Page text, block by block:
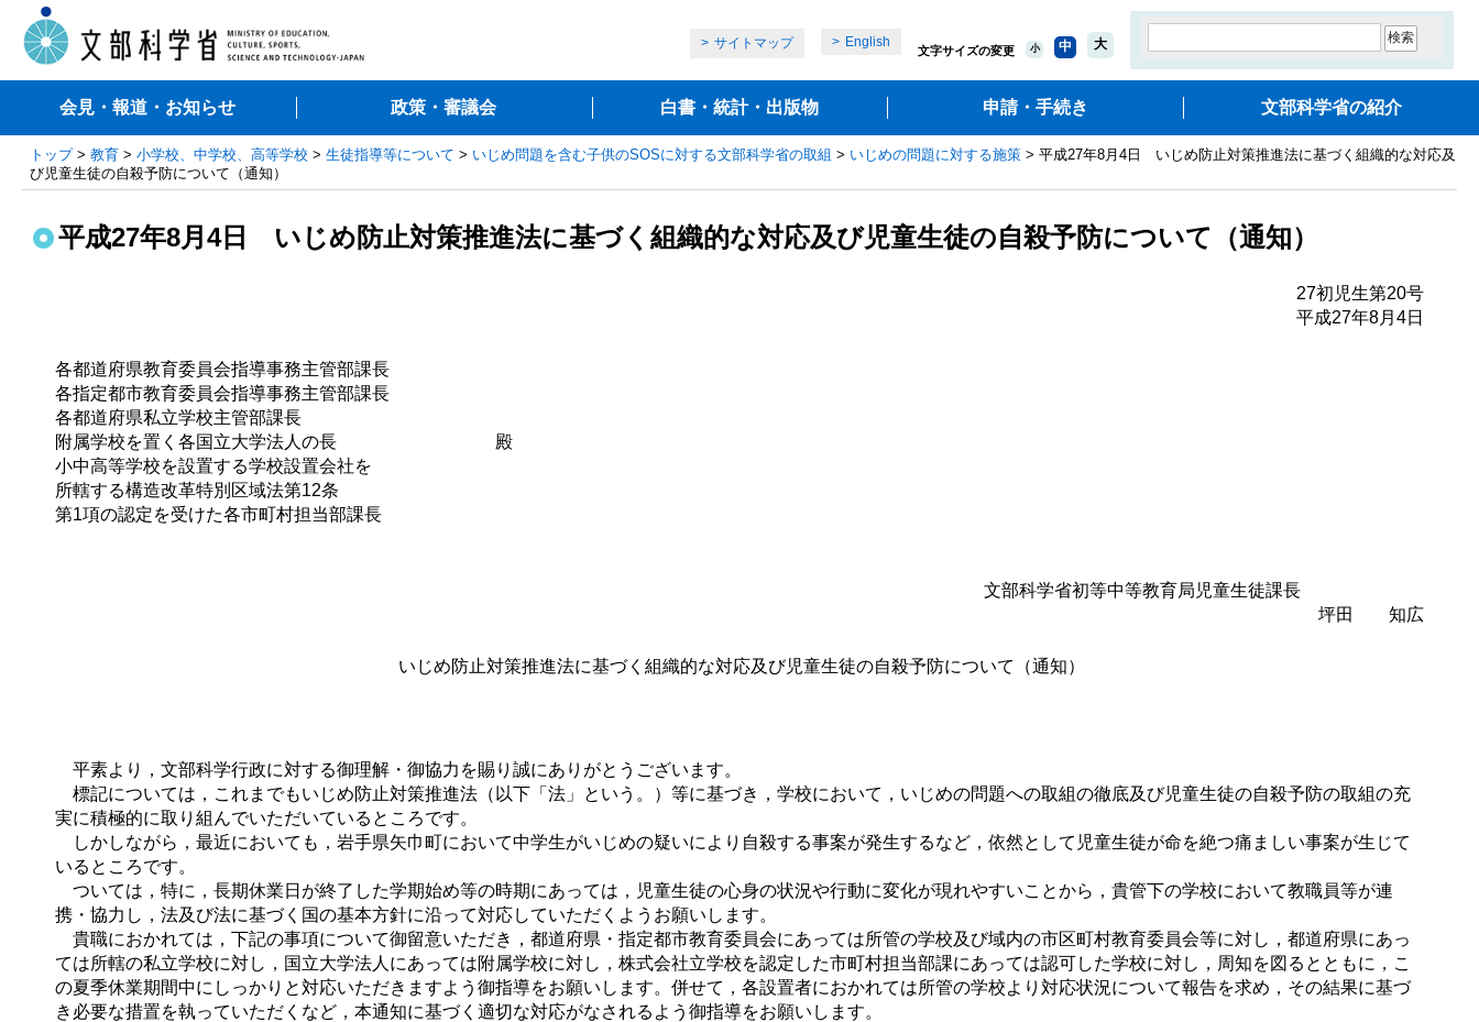
サイトマップ English
文字サイズの変更 小 中 大
会見・報道・お知らせ 政策・審議会 白書・統計・出版物 申請・手続き 文部科学省の紹介
トップ> 教育 > 小学校、中学校、高等学校 > 生徒指導等について > いじめ問題を含む子供のSOSに対する文部科学省の取組 > いじめの問題に対する施策 > 平成27年8月4日 いじめ防止対策推進法に基づく組織的な対応及
び児童生徒の自殺予防について（通知）
平成27年8月4日 いじめ防止対策推進法に基づく組織的な対応及び児童生徒の自殺予防について（通知）
27初児生第20号
平成27年8月4日
各都道府県教育委員会指導事務主管部課長
各指定都市教育委員会指導事務主管部課長
各都道府県私立学校主管部課長
附属学校を置く各国立大学法人の長 殿
小中高等学校を設置する学校設置会社を
所轄する構造改革特別区域法第12条
第1項の認定を受けた各市町村担当部課長
文部科学省初等中等教育局児童生徒課長
坪田 知広
いじめ防止対策推進法に基づく組織的な対応及び児童生徒の自殺予防について（通知）
平素より，文部科学行政に対する御理解・御協力を賜り誠にありがとうございます。
標記については，これまでもいじめ防止対策推進法（以下「法」という。）等に基づき，学校において，いじめの問題への取組の徹底及び児童生徒の自殺予防の取組の充
実に積極的に取り組んでいただいているところです。
しかしながら，最近においても，岩手県矢巾町において中学生がいじめの疑いにより自殺する事案が発生するなど，依然として児童生徒が命を絶つ痛ましい事案が生じて
いるところです。
ついては，特に，長期休業日が終了した学期始め等の時期にあっては，児童生徒の心身の状況や行動に変化が現れやすいことから，貴管下の学校において教職員等が連
携・協力し，法及び法に基づく国の基本方針に沿って対応していただくようお願いします。
貴職におかれては，下記の事項について御留意いただき，都道府県・指定都市教育委員会にあっては所管の学校及び域内の市区町村教育委員会等に対し，都道府県にあっ
ては所轄の私立学校に対し，国立大学法人にあっては附属学校に対し，株式会社立学校を認定した市町村担当部課にあっては認可した学校に対し，周知を図るとともに，こ
の夏季休業期間中にしっかりと対応いただきますよう御指導をお願いします。併せて，各設置者におかれては所管の学校より対応状況について報告を求め，その結果に基づ
き必要な措置を執っていただくなど，本通知に基づく適切な対応がなされるよう御指導をお願いします。